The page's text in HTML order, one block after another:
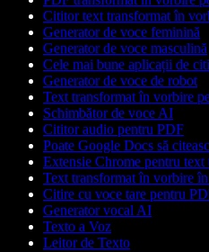
Cititor text transformat în
Generator de voce feminină
Generator de voce masculină
Cele mai bune aplicații de
Generator de voce de robot
Text transformat în vorbire
Schimbător de voce AI
Cititor audio pentru PDF
Poate Google Docs să
Extensie Chrome pentru
Text transformat în vorbire
Citire cu voce tare pentru
Generator vocal AI
Texto a Voz
Leitor de Texto